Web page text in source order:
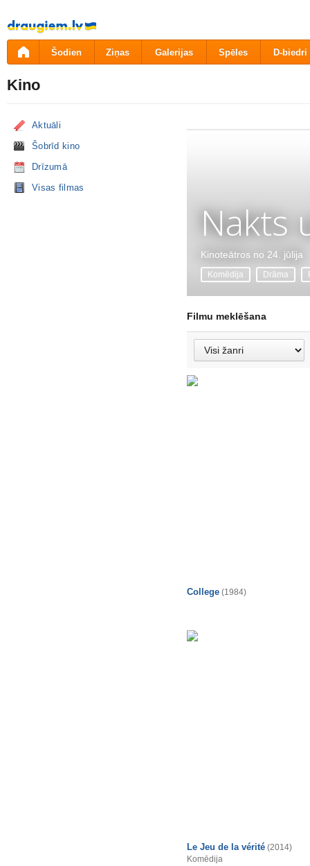
Pāriet
uz
saturu
Šodien Ziņas Galerijas Spēles D-biedri
Kino
Aktuāli
Šobrīd kino
Drīzumā
Visas filmas
Nakts
Kinoteātros no 24. jūlija
Komēdija Drāma
Filmu meklēšana
College (1984)
Le Jeu de la vérité (2014)
Komēdija